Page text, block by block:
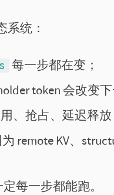
系统：
每一步都在变；
token 会改变
、抢占、延迟释放
remote KV、
每一步都能跑。